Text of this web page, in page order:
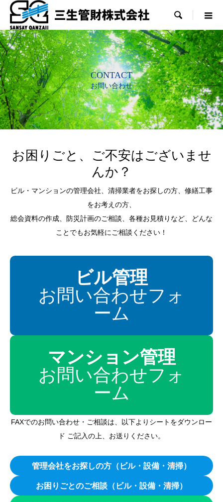

CONTACT
お問い合わせ
お困りごと、ご不安はございませ
んか？
ビル・マンションの管理会社、清掃業者をお探しの方、修繕工事
をお考えの方、
総会資料の作成、防災計画のご相談、各種お見積りなど、どんな
ことでもお気軽にご相談ください！
ビル管理
お問い合わせフォ
ーム
マンション管理
お問い合わせフォ
ーム
FAXでのお問い合わせ・ご相談は、以下よりシートをダウンロー
ド ご記入の上、お送りください。
管理会社をお探しの方（ビル・設備・清掃）
お困りごとのご相談（ビル・設備・清掃）